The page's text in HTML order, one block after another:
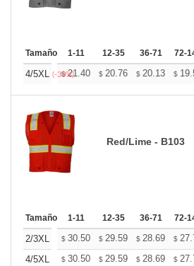
Tamaño 1-11 12-35 36-71 72-
4/5XL (-30%)
$21.40 $ 20.76 $ 20.13 $
Red/Lime - B103
Tamaño 1-11 12-35 36-71 72-
2/3XL $ 30.50 $ 29.59 $ 28.69 $
4/5XL
$ 30.50 $ 29.59 $ 28.69 $